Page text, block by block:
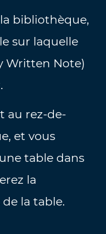
bibliothèque,
sur laquelle
Written Note)
au rez-de-
et vous
table dans
la
la table.